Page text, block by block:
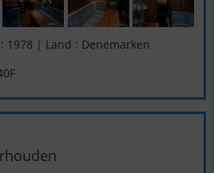
| Land : Denemarken